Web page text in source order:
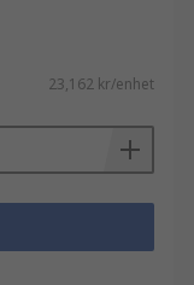
23,162 kr/enhet